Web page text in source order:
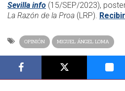
Sevilla info (15/SEP/2023),
La Razón de la Proa (LRP).
OPINIÓN MIGUEL ÁNGEL LOMA